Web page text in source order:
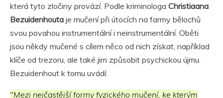
která tyto zločiny provází. Podle kriminologa Christiaana
Bezuidenhouta je mučení při útocích na farmy bělochů
svou povahou instrumentální i neinstrumentální. Oběti
jsou někdy mučené s cílem něco od nich získat, například
klíče od trezoru, ale také jim způsobit psychickou újmu.
Bezuidenhout k tomu uvádí:
"Mezi nejčastější formy fyzického mučení, ke kterým